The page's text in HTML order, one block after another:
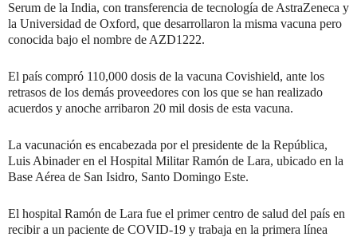
Serum de la India, con transferencia de tecnología de AstraZeneca y
la Universidad de Oxford, que desarrollaron la misma vacuna pero
conocida bajo el nombre de AZD1222.
El país compró 110,000 dosis de la vacuna Covishield, ante los
retrasos de los demás proveedores con los que se han realizado
acuerdos y anoche arribaron 20 mil dosis de esta vacuna.
La vacunación es encabezada por el presidente de la República,
Luis Abinader en el Hospital Militar Ramón de Lara, ubicado en la
Base Aérea de San Isidro, Santo Domingo Este.
El hospital Ramón de Lara fue el primer centro de salud del país en
recibir a un paciente de COVID-19 y trabaja en la primera línea